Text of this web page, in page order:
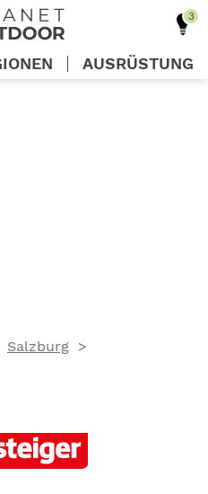
Salzburg
AUSRÜSTUNG